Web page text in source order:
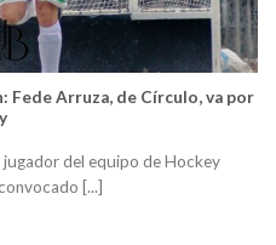
Fede Arruza, de Círculo, va por
del equipo de Hockey
[...]